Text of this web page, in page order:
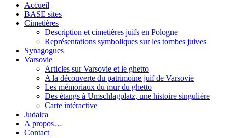
Accueil
BASE sites
Cimetières
Description et cimetières juifs en Pologne
Représentations symboliques sur les tombes juives
Synagogues
Varsovie
Articles sur Varsovie et le ghetto
A la découverte du patrimoine juif de Varsovie
Les mémoriaux du mur du ghetto
Des étangs à Umschlagplatz, une histoire singulière
Carte intéractive
Judaica
A propos…
Contact